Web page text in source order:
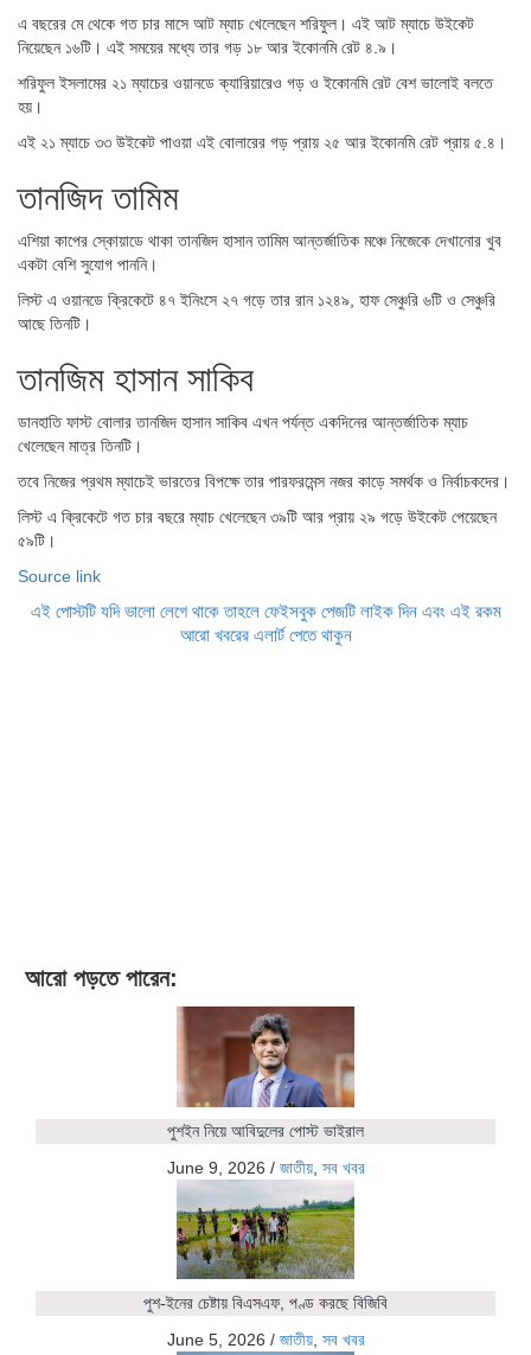
এ বছরের মে থেকে গত চার মাসে আট ম্যাচ খেলেছেন শরিফুল। এই আট ম্যাচে উইকেট
নিয়েছেন ১৬টি। এই সময়ের মধ্যে তার গড় ১৮ আর ইকোনমি রেট ৪.৯।
শরিফুল ইসলামের ২১ ম্যাচের ওয়ানডে ক্যারিয়ারেও গড় ও ইকোনমি রেট বেশ ভালোই বলতে
হয়।
এই ২১ ম্যাচে ৩৩ উইকেট পাওয়া এই বোলারের গড় প্রায় ২৫ আর ইকোনমি রেট প্রায় ৫.৪।
তানজিদ তামিম
এশিয়া কাপের স্কোয়াডে থাকা তানজিদ হাসান তামিম আন্তর্জাতিক মঞ্চে নিজেকে দেখানোর খুব
একটা বেশি সুযোগ পাননি।
লিস্ট এ ওয়ানডে ক্রিকেটে ৪৭ ইনিংসে ২৭ গড়ে তার রান ১২৪৯, হাফ সেঞ্চুরি ৬টি ও সেঞ্চুরি
আছে তিনটি।
তানজিম হাসান সাকিব
ডানহাতি ফাস্ট বোলার তানজিদ হাসান সাকিব এখন পর্যন্ত একদিনের আন্তর্জাতিক ম্যাচ
খেলেছেন মাত্র তিনটি।
তবে নিজের প্রথম ম্যাচেই ভারতের বিপক্ষে তার পারফরমেন্স নজর কাড়ে সমর্থক ও নির্বাচকদের।
লিস্ট এ ক্রিকেটে গত চার বছরে ম্যাচ খেলেছেন ৩৯টি আর প্রায় ২৯ গড়ে উইকেট পেয়েছেন
৫৯টি।
Source link
এই পোস্টটি যদি ভালো লেগে থাকে তাহলে ফেইসবুক পেজটি লাইক দিন এবং এই রকম
আরো খবরের এলার্ট পেতে থাকুন
আরো পড়তে পারেন:
পুশইন নিয়ে আবিদুলের পোস্ট ভাইরাল
June 9, 2026 / জাতীয়, সব খবর
পুশ-ইনের চেষ্টায় বিএসএফ, পণ্ড করছে বিজিবি
June 5, 2026 / জাতীয়, সব খবর